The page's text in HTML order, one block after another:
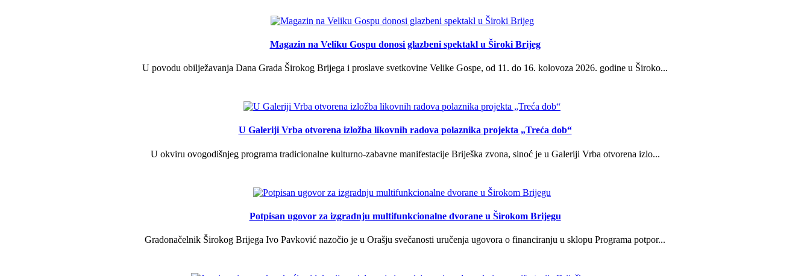
Magazin na Veliku Gospu donosi glazbeni spektakl u Široki Brijeg
U povodu obilježavanja Dana Grada Širokog Brijega i proslave svetkovine Velike Gospe, od 11. do 16. kolovoza 2026. godine u Široko...
U Galeriji Vrba otvorena izložba likovnih radova polaznika projekta „Treća dob“
U okviru ovogodišnjeg programa tradicionalne kulturno-zabavne manifestacije Briješka zvona, sinoć je u Galeriji Vrba otvorena izlo...
Potpisan ugovor za izgradnju multifunkcionalne dvorane u Širokom Brijegu
Gradonačelnik Širokog Brijega Ivo Pavković nazočio je u Orašju svečanosti uručenja ugovora o financiranju u sklopu Programa potpor...